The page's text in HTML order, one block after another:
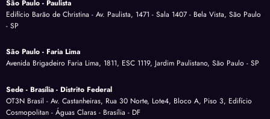
São Paulo - Paulista
Edifício Barão de Christina - Av. Paulista, 1471 - Sala 1407 - Bela Vista, São Paulo
- SP
São Paulo - Faria Lima
Avenida Brigadeiro Faria Lima, 1811, ESC 1119, Jardim Paulistano, São Paulo - SP
Sede - Brasília - Distrito Federal
OT3N Brasil - Av. Castanheiras, Rua 30 Norte, Lote4, Bloco A, Piso 3, Edifício
Cosmopolitan - Águas Claras - Brasília - DF